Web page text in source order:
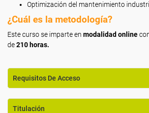
Optimización del mantenimiento
¿Cuál es la metodología?
Este curso se imparte en modalidad online
de210 horas.
Requisitos De Acceso
Titulación